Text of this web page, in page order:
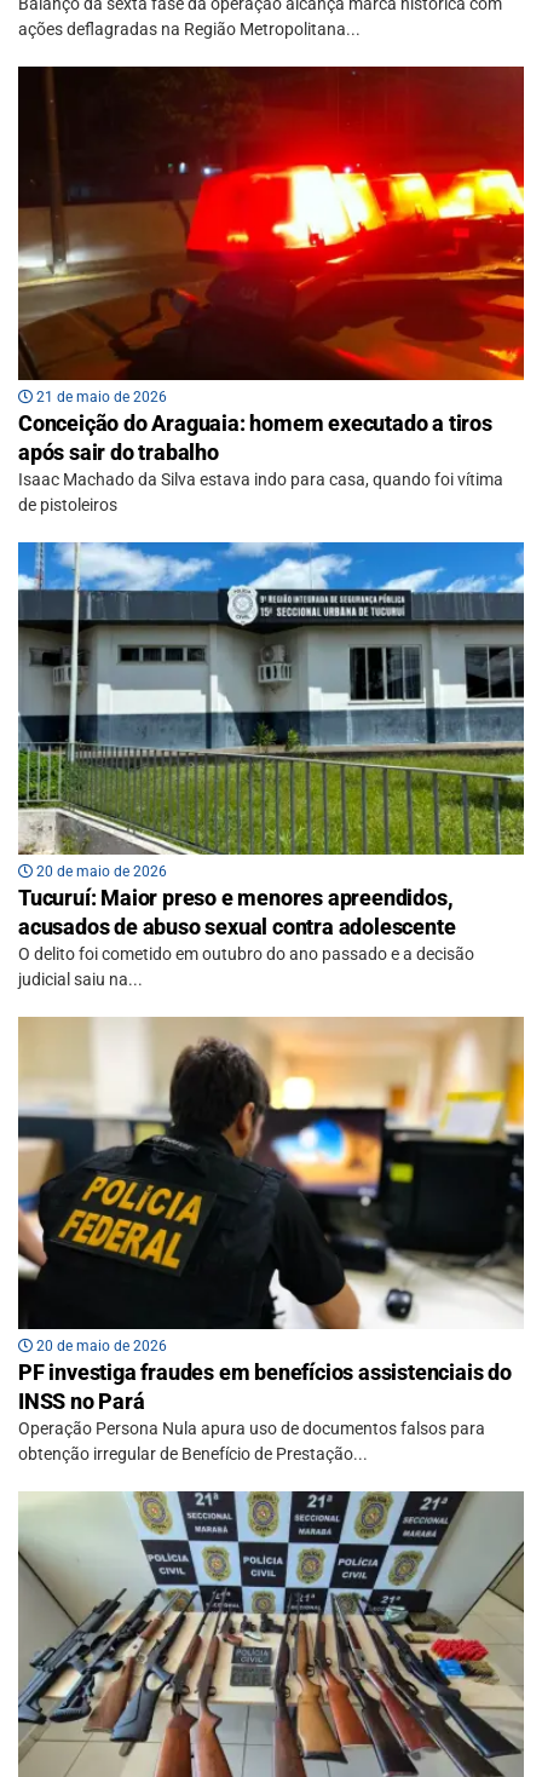
Balanço da sexta fase da operação alcança marca histórica com
ações deflagradas na Região Metropolitana...
21 de maio de 2026
Conceição do Araguaia: homem executado a tiros
após sair do trabalho
Isaac Machado da Silva estava indo para casa, quando foi vítima
de pistoleiros
20 de maio de 2026
Tucuruí: Maior preso e menores apreendidos,
acusados de abuso sexual contra adolescente
O delito foi cometido em outubro do ano passado e a decisão
judicial saiu na...
20 de maio de 2026
PF investiga fraudes em benefícios assistenciais do
INSS no Pará
Operação Persona Nula apura uso de documentos falsos para
obtenção irregular de Benefício de Prestação...